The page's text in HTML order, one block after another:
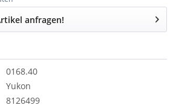
anfragen!
0168.40
Yukon
8126499